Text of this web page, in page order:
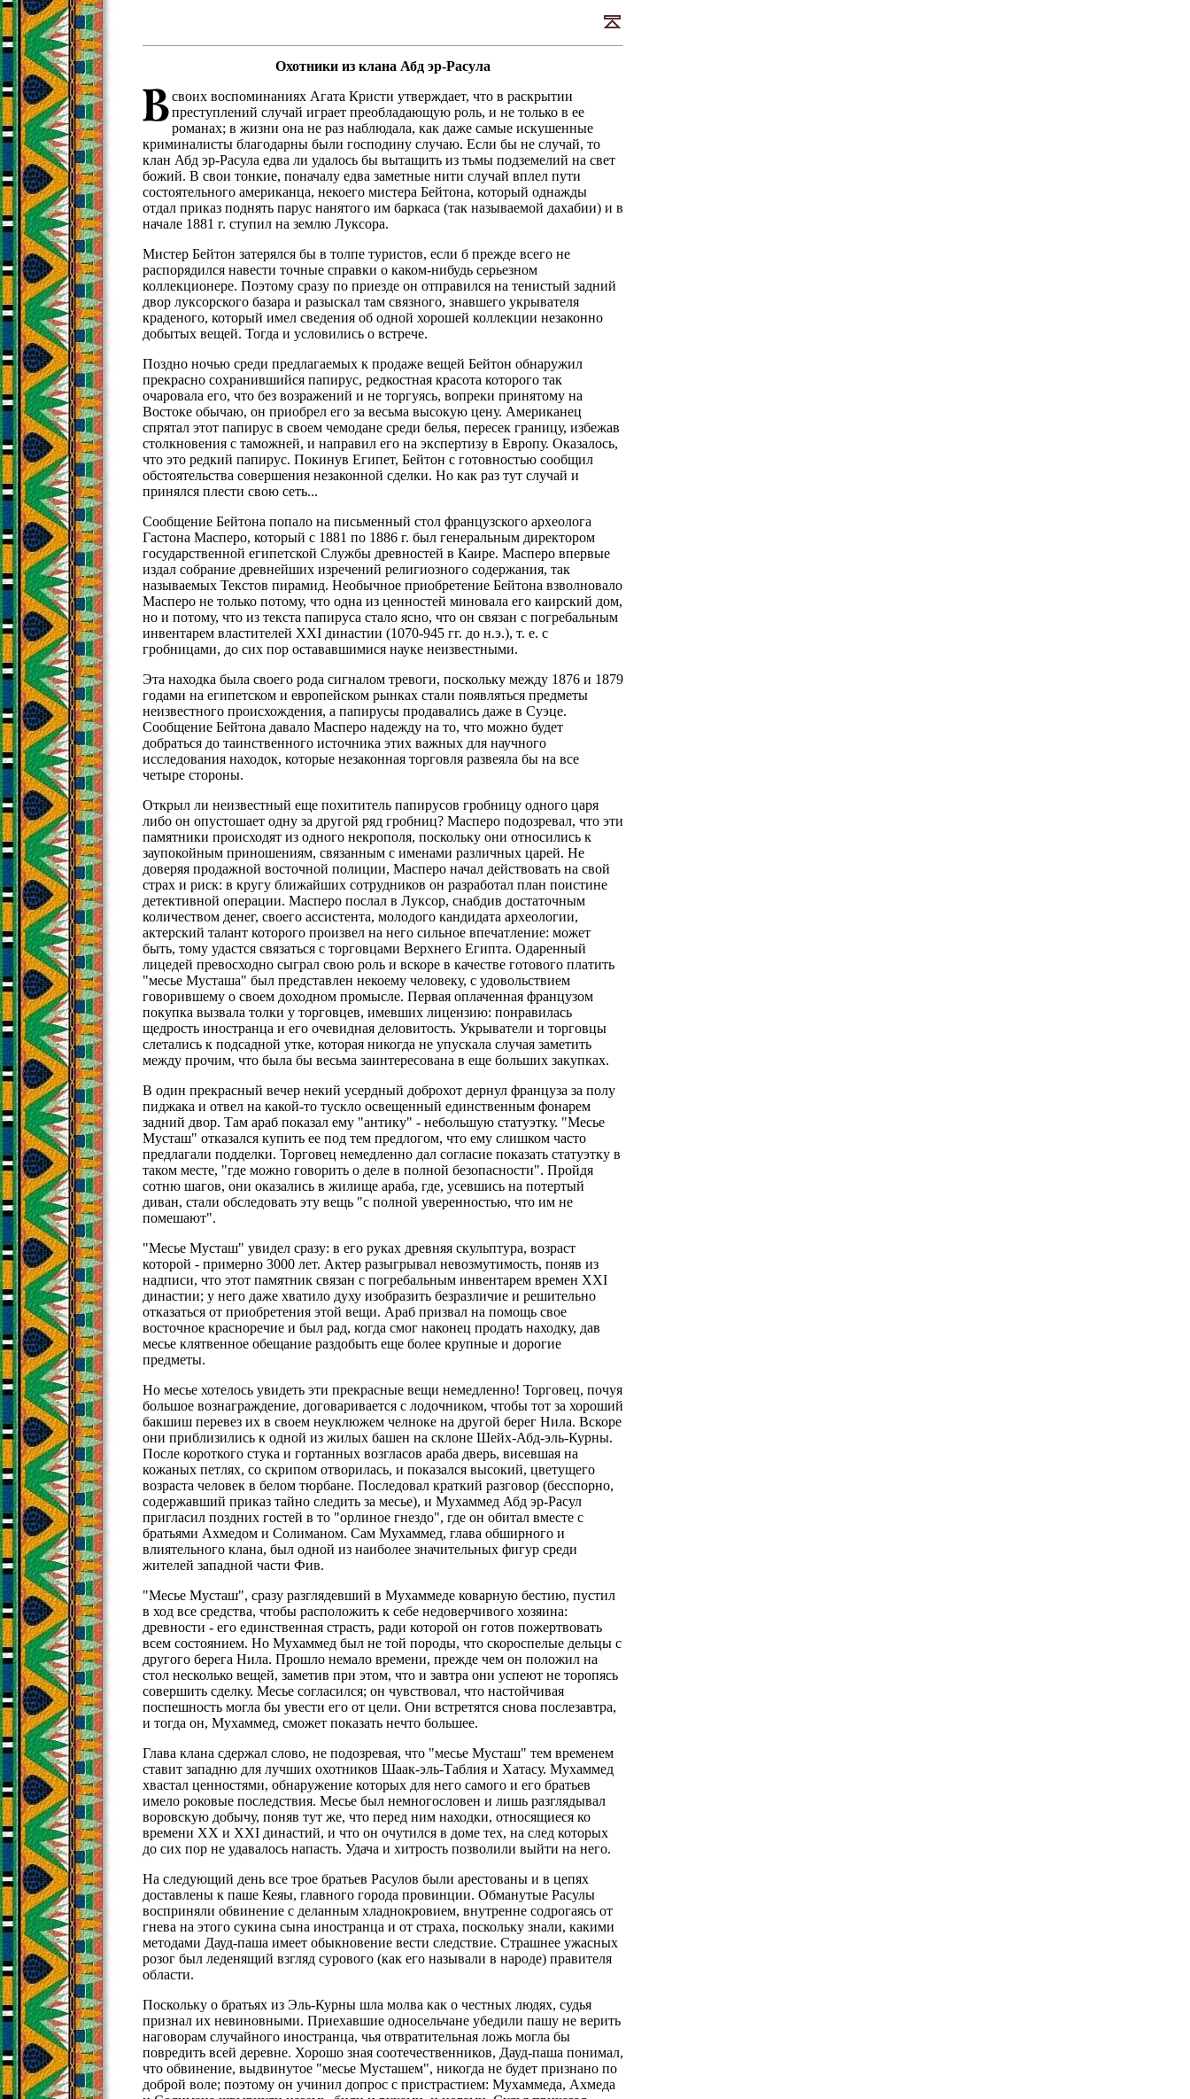
Охотники из клана Абд эр-Расула
своих воспоминаниях Агата Кристи утверждает, что в раскрытии
преступлений случай играет преобладающую роль, и не только в ее
романах; в жизни она не раз наблюдала, как даже самые искушенные
криминалисты благодарны были господину случаю. Если бы не случай, то
клан Абд эр-Расула едва ли удалось бы вытащить из тьмы подземелий на свет
божий. В свои тонкие, поначалу едва заметные нити случай вплел пути
состоятельного американца, некоего мистера Бейтона, который однажды
отдал приказ поднять парус нанятого им баркаса (так называемой дахабии) и в
начале 1881 г. ступил на землю Луксора.
Мистер Бейтон затерялся бы в толпе туристов, если б прежде всего не
распорядился навести точные справки о каком-нибудь серьезном
коллекционере. Поэтому сразу по приезде он отправился на тенистый задний
двор луксорского базара и разыскал там связного, знавшего укрывателя
краденого, который имел сведения об одной хорошей коллекции незаконно
добытых вещей. Тогда и условились о встрече.
Поздно ночью среди предлагаемых к продаже вещей Бейтон обнаружил
прекрасно сохранившийся папирус, редкостная красота которого так
очаровала его, что без возражений и не торгуясь, вопреки принятому на
Востоке обычаю, он приобрел его за весьма высокую цену. Американец
спрятал этот папирус в своем чемодане среди белья, пересек границу, избежав
столкновения с таможней, и направил его на экспертизу в Европу. Оказалось,
что это редкий папирус. Покинув Египет, Бейтон с готовностью сообщил
обстоятельства совершения незаконной сделки. Но как раз тут случай и
принялся плести свою сеть...
Сообщение Бейтона попало на письменный стол французского археолога
Гастона Масперо, который с 1881 по 1886 г. был генеральным директором
государственной египетской Службы древностей в Каире. Масперо впервые
издал собрание древнейших изречений религиозного содержания, так
называемых Текстов пирамид. Необычное приобретение Бейтона взволновало
Масперо не только потому, что одна из ценностей миновала его каирский дом,
но и потому, что из текста папируса стало ясно, что он связан с погребальным
инвентарем властителей XXI династии (1070-945 гг. до н.э.), т. е. с
гробницами, до сих пор остававшимися науке неизвестными.
Эта находка была своего рода сигналом тревоги, поскольку между 1876 и 1879
годами на египетском и европейском рынках стали появляться предметы
неизвестного происхождения, а папирусы продавались даже в Суэце.
Сообщение Бейтона давало Масперо надежду на то, что можно будет
добраться до таинственного источника этих важных для научного
исследования находок, которые незаконная торговля развеяла бы на все
четыре стороны.
Открыл ли неизвестный еще похититель папирусов гробницу одного царя
либо он опустошает одну за другой ряд гробниц? Масперо подозревал, что эти
памятники происходят из одного некрополя, поскольку они относились к
заупокойным приношениям, связанным с именами различных царей. Не
доверяя продажной восточной полиции, Масперо начал действовать на свой
страх и риск: в кругу ближайших сотрудников он разработал план поистине
детективной операции. Масперо послал в Луксор, снабдив достаточным
количеством денег, своего ассистента, молодого кандидата археологии,
актерский талант которого произвел на него сильное впечатление: может
быть, тому удастся связаться с торговцами Верхнего Египта. Одаренный
лицедей превосходно сыграл свою роль и вскоре в качестве готового платить
"месье Мусташа" был представлен некоему человеку, с удовольствием
говорившему о своем доходном промысле. Первая оплаченная французом
покупка вызвала толки у торговцев, имевших лицензию: понравилась
щедрость иностранца и его очевидная деловитость. Укрыватели и торговцы
слетались к подсадной утке, которая никогда не упускала случая заметить
между прочим, что была бы весьма заинтересована в еще больших закупках.
В один прекрасный вечер некий усердный доброхот дернул француза за полу
пиджака и отвел на какой-то тускло освещенный единственным фонарем
задний двор. Там араб показал ему "антику" - небольшую статуэтку. "Месье
Мусташ" отказался купить ее под тем предлогом, что ему слишком часто
предлагали подделки. Торговец немедленно дал согласие показать статуэтку в
таком месте, "где можно говорить о деле в полной безопасности". Пройдя
сотню шагов, они оказались в жилище араба, где, усевшись на потертый
диван, стали обследовать эту вещь "с полной уверенностью, что им не
помешают".
"Месье Мусташ" увидел сразу: в его руках древняя скульптура, возраст
которой - примерно 3000 лет. Актер разыгрывал невозмутимость, поняв из
надписи, что этот памятник связан с погребальным инвентарем времен XXI
династии; у него даже хватило духу изобразить безразличие и решительно
отказаться от приобретения этой вещи. Араб призвал на помощь свое
восточное красноречие и был рад, когда смог наконец продать находку, дав
месье клятвенное обещание раздобыть еще более крупные и дорогие
предметы.
Но месье хотелось увидеть эти прекрасные вещи немедленно! Торговец, почуя
большое вознаграждение, договаривается с лодочником, чтобы тот за хороший
бакшиш перевез их в своем неуклюжем челноке на другой берег Нила. Вскоре
они приблизились к одной из жилых башен на склоне Шейх-Абд-эль-Курны.
После короткого стука и гортанных возгласов араба дверь, висевшая на
кожаных петлях, со скрипом отворилась, и показался высокий, цветущего
возраста человек в белом тюрбане. Последовал краткий разговор (бесспорно,
содержавший приказ тайно следить за месье), и Мухаммед Абд эр-Расул
пригласил поздних гостей в то "орлиное гнездо", где он обитал вместе с
братьями Ахмедом и Солиманом. Сам Мухаммед, глава обширного и
влиятельного клана, был одной из наиболее значительных фигур среди
жителей западной части Фив.
"Месье Мусташ", сразу разглядевший в Мухаммеде коварную бестию, пустил
в ход все средства, чтобы расположить к себе недоверчивого хозяина:
древности - его единственная страсть, ради которой он готов пожертвовать
всем состоянием. Но Мухаммед был не той породы, что скороспелые дельцы с
другого берега Нила. Прошло немало времени, прежде чем он положил на
стол несколько вещей, заметив при этом, что и завтра они успеют не торопясь
совершить сделку. Месье согласился; он чувствовал, что настойчивая
поспешность могла бы увести его от цели. Они встретятся снова послезавтра,
и тогда он, Мухаммед, сможет показать нечто большее.
Глава клана сдержал слово, не подозревая, что "месье Мусташ" тем временем
ставит западню для лучших охотников Шаак-эль-Таблия и Хатасу. Мухаммед
хвастал ценностями, обнаружение которых для него самого и его братьев
имело роковые последствия. Месье был немногословен и лишь разглядывал
воровскую добычу, поняв тут же, что перед ним находки, относящиеся ко
времени XX и XXI династий, и что он очутился в доме тех, на след которых
до сих пор не удавалось напасть. Удача и хитрость позволили выйти на него.
На следующий день все трое братьев Расулов были арестованы и в цепях
доставлены к паше Кеяы, главного города провинции. Обманутые Расулы
восприняли обвинение с деланным хладнокровием, внутренне содрогаясь от
гнева на этого сукина сына иностранца и от страха, поскольку знали, какими
методами Дауд-паша имеет обыкновение вести следствие. Страшнее ужасных
розог был леденящий взгляд сурового (как его называли в народе) правителя
области.
Поскольку о братьях из Эль-Курны шла молва как о честных людях, судья
признал их невиновными. Приехавшие односельчане убедили пашу не верить
наговорам случайного иностранца, чья отвратительная ложь могла бы
повредить всей деревне. Хорошо зная соотечественников, Дауд-паша понимал,
что обвинение, выдвинутое "месье Мусташем", никогда не будет признано по
доброй воле; поэтому он учинил допрос с пристрастием: Мухаммеда, Ахмеда